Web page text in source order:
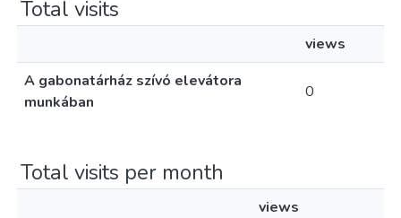
Total visits
views
A gabonatárház szívó elevátora
munkában
0
Total visits per month
views